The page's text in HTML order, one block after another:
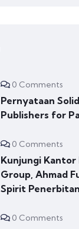
0 Comments
Pernyataan
Publishers for
0 Comments
Kunjungi Kantor
Group, Ahmad
Spirit
0 Comments